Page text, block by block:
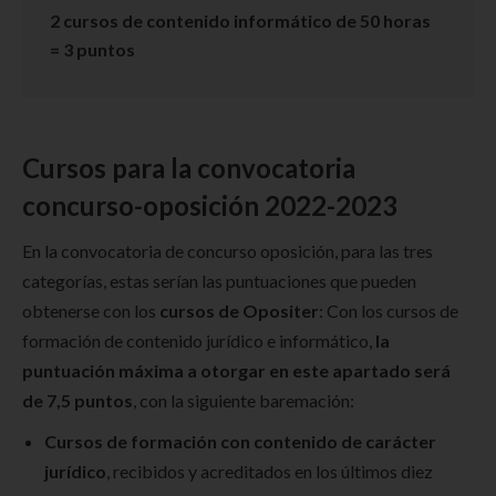
2 cursos de contenido informático de 50 horas
= 3 puntos
Cursos para la convocatoria
concurso-oposición 2022-2023
En la convocatoria de concurso oposición, para las tres
categorías, estas serían las puntuaciones que pueden
obtenerse con los cursos de Opositer: Con los cursos de
formación de contenido jurídico e informático, la
puntuación máxima a otorgar en este apartado será
de 7,5 puntos, con la siguiente baremación:
Cursos de formación con contenido de carácter
jurídico, recibidos y acreditados en los últimos diez